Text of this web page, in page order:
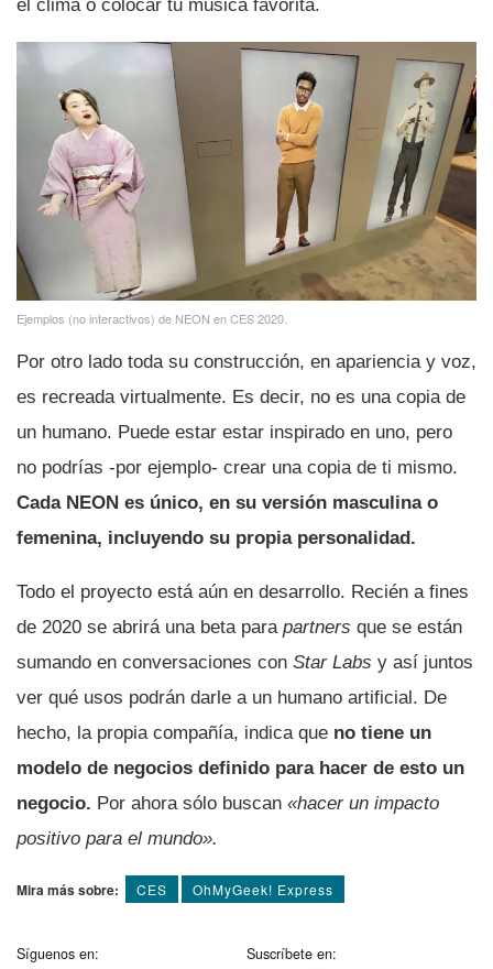
el clima o colocar tu música favorita.
Ejemplos (no interactivos) de NEON en CES 2020.
Por otro lado toda su construcción, en apariencia y voz,
es recreada virtualmente. Es decir, no es una copia de
un humano. Puede estar estar inspirado en uno, pero
no podrí­as -por ejemplo- crear una copia de ti mismo.
Cada NEON es único, en su versión masculina o
femenina, incluyendo su propia personalidad.
Todo el proyecto está aún en desarrollo. Recién a fines
de 2020 se abrirá una beta para partners que se están
sumando en conversaciones con Star Labs y así­ juntos
ver qué usos podrán darle a un humano artificial. De
hecho, la propia compañí­a, indica que no tiene un
modelo de negocios definido para hacer de esto un
negocio. Por ahora sólo buscan «hacer un impacto
positivo para el mundo».
Mira más sobre: CES OhMyGeek! Express
Síguenos en: Suscríbete en: